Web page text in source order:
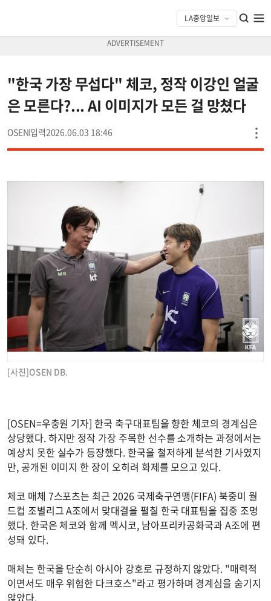
"한국 가장 무섭다" 체코, 정작 이강인 얼굴
은 모른다?... AI 이미지가 모든 걸 망쳤다
OSEN 2026.06.03 18:46
[사진]OSEN DB.
[OSEN=우충원 기자] 한국 축구대표팀을 향한 체코의 경계심은
상당했다. 하지만 정작 가장 주목한 선수를 소개하는 과정에서는
예상치 못한 실수가 등장했다. 한국을 철저하게 분석한 기사였지
만, 공개된 이미지 한 장이 오히려 화제를 모으고 있다.
체코 매체 7스포츠는 최근 2026 국제축구연맹(FIFA) 북중미 월
드컵 조별리그 A조에서 맞대결을 펼칠 한국 대표팀을 집중 조명
했다. 한국은 체코와 함께 멕시코, 남아프리카공화국과 A조에 편
성돼 있다.
매체는 한국을 단순히 아시아 강호로 규정하지 않았다. "매력적
이면서도 매우 위험한 다크호스"라고 평가하며 경계심을 숨기지
않았다.